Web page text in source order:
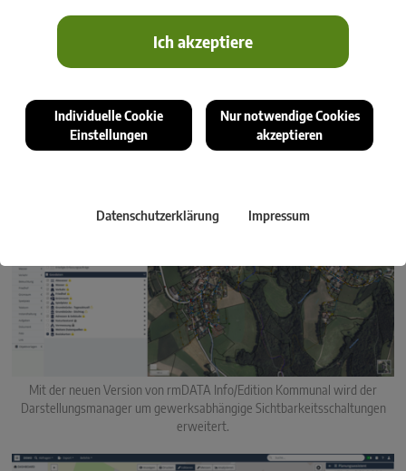
Ich akzeptiere
Individuelle Cookie
Einstellungen
Nur notwendige Cookies
akzeptieren
Datenschutzerklärung Impressum
Ab sofort lassen sich externe Kartendienste von Esri (ArcGIS REST
Mit der neuen Version von rmDATA Info/Edition Kommunal wird der
Darstellungsmanager um gewerksabhängige Sichtbarkeitsschaltungen
erweitert.